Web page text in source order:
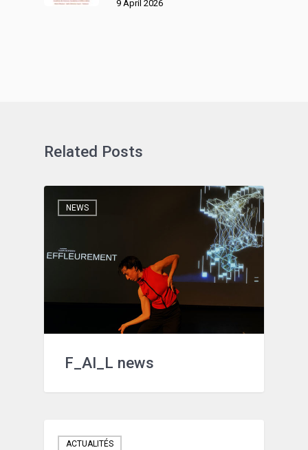
9 April 2026
Related Posts
NEWS
F_AI_L news
ACTUALITÉS